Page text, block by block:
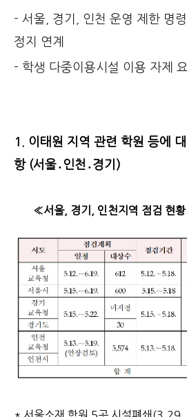
- 서울, 경기, 인천 운영 제한 명
정지 연계
- 학생 다중이용시설 이용 자제
1. 이태원 지역 관련 학원 등에
항 (서울․인천․경기)
≪서울, 경기, 인천지역 점검 현